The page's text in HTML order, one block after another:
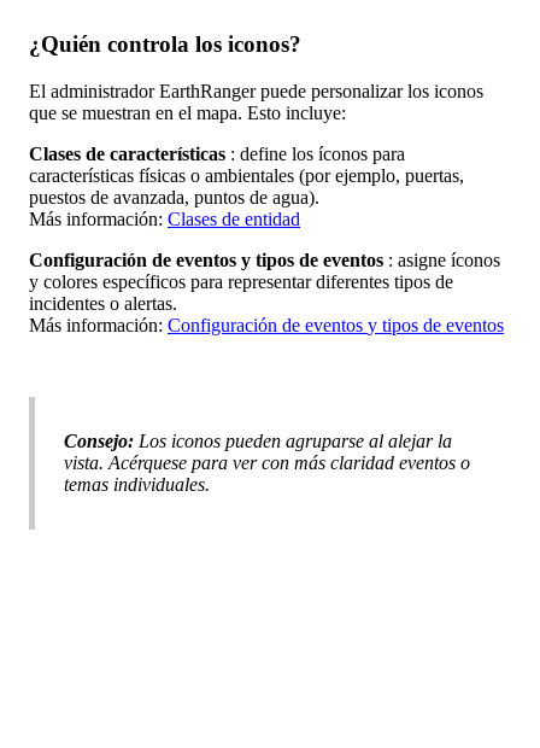
¿Quién controla los iconos?
El administrador EarthRanger puede personalizar los iconos
que se muestran en el mapa. Esto incluye:
Clases de características : define los íconos para
características físicas o ambientales (por ejemplo, puertas,
puestos de avanzada, puntos de agua).
Más información: Clases de entidad
Configuración de eventos y tipos de eventos : asigne íconos
y colores específicos para representar diferentes tipos de
incidentes o alertas.
Más información: Configuración de eventos y tipos de eventos
Consejo: Los iconos pueden agruparse al alejar la
vista. Acérquese para ver con más claridad eventos o
temas individuales.